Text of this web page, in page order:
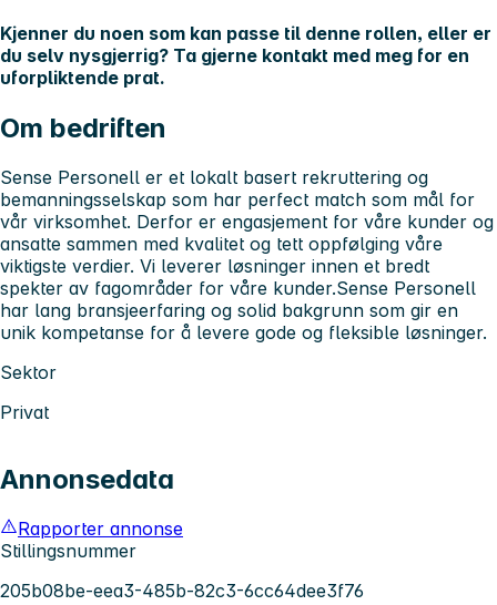
Kjenner du noen som kan passe til denne rollen, eller er
du selv nysgjerrig? Ta gjerne kontakt med meg for en
uforpliktende prat.
Om bedriften
Sense Personell er et lokalt basert rekruttering og
bemanningsselskap som har perfect match som mål for
vår virksomhet. Derfor er engasjement for våre kunder og
ansatte sammen med kvalitet og tett oppfølging våre
viktigste verdier. Vi leverer løsninger innen et bredt
spekter av fagområder for våre kunder.Sense Personell
har lang bransjeerfaring og solid bakgrunn som gir en
unik kompetanse for å levere gode og fleksible løsninger.
Sektor
Privat
Annonsedata
Rapporter annonse
Stillingsnummer
205b08be-eea3-485b-82c3-6cc64dee3f76